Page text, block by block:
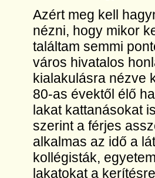
Azért meg kell
nézni, hogy mikor
találtam semmi
város hivatalos
kialakulásra nézve
80-as évektől élő
lakat kattanásokat
szerint a férjes
alkalmas az idő a
kollégisták,
lakatokat a